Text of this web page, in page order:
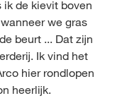
de kievit boven
we gras
beurt ... Dat zijn
Ik vind het
hier rondlopen
heerlijk.